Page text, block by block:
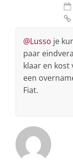
@Lusso je
paar
klaar en kost
een
Fiat.